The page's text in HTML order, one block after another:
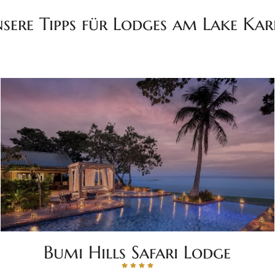
Tipps für Lodges am Lake
Bumi Hills Safari Lodge